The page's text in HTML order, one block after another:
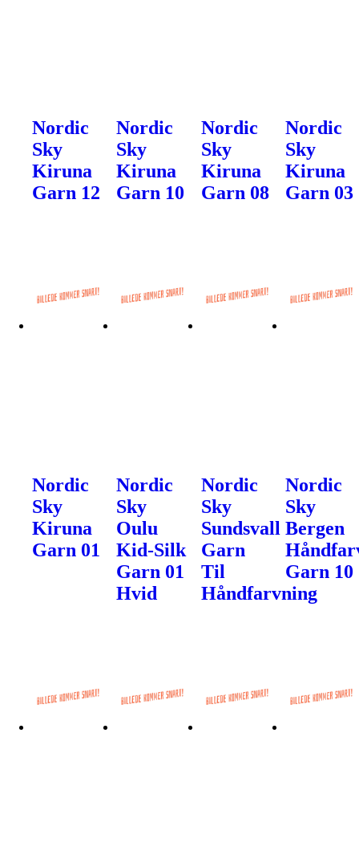
Nordic
Sky
Kiruna
Garn 12
Nordic
Sky
Kiruna
Garn 10
Nordic
Sky
Kiruna
Garn 08
Nordic
Sky
Kiruna
Garn 03
Nordic
Sky
Kiruna
Garn 01
Nordic
Sky
Oulu
Kid-Silk
Garn 01
Hvid
Nordic
Sky
Sundsvall
Garn
Til
Håndfarvning
Nordic
Sky
Bergen
Garn 10